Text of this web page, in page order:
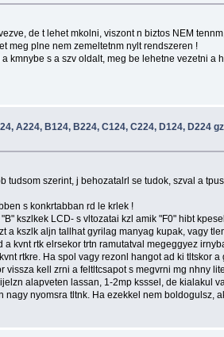
de t lehet mkolni, viszont n biztos NEM
meg plne nem zemeltetnm nylt rendszeren !
kmnybe s a szv oldalt, meg be lehetne vezetni
A224, B124, B224, C124, C224, D124, D224
tudsom szerint, j behozatalrl se tudok, szval a
s konkrtabban rd le krlek !
kszlkek LCD- s vltozatai kzl amik "F0" hibt
a kszlk aljn tallhat gyrilag manyag kupak, vagy
kvnt rtk elrsekor trtn ramutatval megeggyez
rtkre. Ha spol vagy rezonl hangot ad ki tltskor
vissza kell zrni a feltltcsapot s megvrni mg nhny
alapveten lassan, 1-2mp ksssel, de kialakul
nyomsra tltnk. Ha ezekkel nem boldogulsz,